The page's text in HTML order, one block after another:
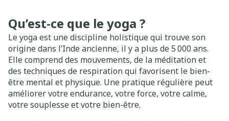
Qu’est-ce que le yoga ?
Le yoga est une discipline holistique qui trouve son
origine dans l’Inde ancienne, il y a plus de 5 000 ans.
Elle comprend des mouvements, de la méditation et
des techniques de respiration qui favorisent le bien-
être mental et physique. Une pratique régulière peut
améliorer votre endurance, votre force, votre calme,
votre souplesse et votre bien-être.